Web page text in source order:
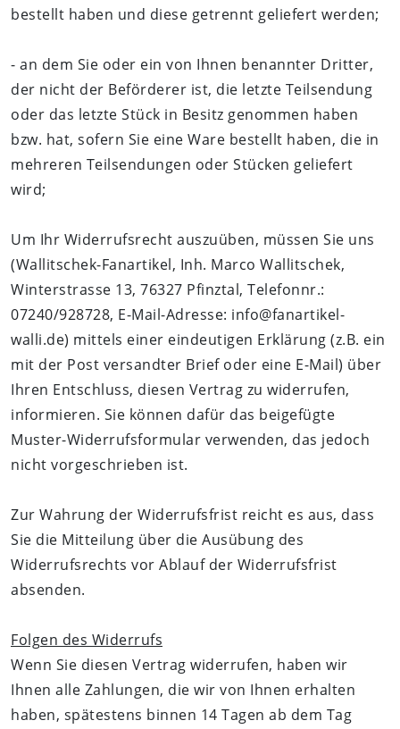
bestellt haben und diese getrennt geliefert werden;
- an dem Sie oder ein von Ihnen benannter Dritter,
der nicht der Beförderer ist, die letzte Teilsendung
oder das letzte Stück in Besitz genommen haben
bzw. hat, sofern Sie eine Ware bestellt haben, die in
mehreren Teilsendungen oder Stücken geliefert
wird;
Um Ihr Widerrufsrecht auszuüben, müssen Sie uns
(Wallitschek-Fanartikel, Inh. Marco Wallitschek,
Winterstrasse 13, 76327 Pfinztal, Telefonnr.:
07240/928728, E-Mail-Adresse: info@fanartikel-
walli.de) mittels einer eindeutigen Erklärung (z.B. ein
mit der Post versandter Brief oder eine E-Mail) über
Ihren Entschluss, diesen Vertrag zu widerrufen,
informieren. Sie können dafür das beigefügte
Muster-Widerrufsformular verwenden, das jedoch
nicht vorgeschrieben ist.
Zur Wahrung der Widerrufsfrist reicht es aus, dass
Sie die Mitteilung über die Ausübung des
Widerrufsrechts vor Ablauf der Widerrufsfrist
absenden.
Folgen des Widerrufs
Wenn Sie diesen Vertrag widerrufen, haben wir
Ihnen alle Zahlungen, die wir von Ihnen erhalten
haben, spätestens binnen 14 Tagen ab dem Tag